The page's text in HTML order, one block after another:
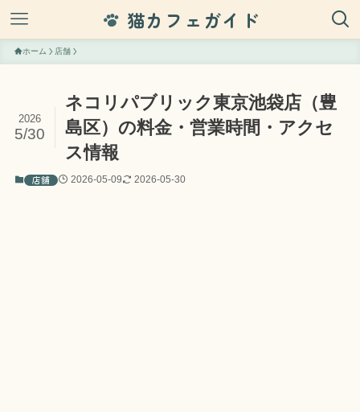
猫カフェガイド
ホーム 店舗
ネコリパブリック東京池袋店（豊
島区）の料金・営業時間・アクセ
ス情報
2026
5/30
店舗 2026-05-09 2026-05-30